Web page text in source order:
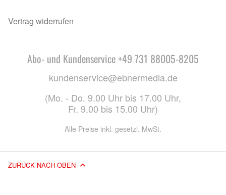
Vertrag widerrufen
Abo- und Kundenservice +49 731 88005-8205
kundenservice@ebnermedia.de
(Mo. - Do. 9.00 Uhr bis 17.00 Uhr,
Fr. 9.00 bis 15.00 Uhr)
Alle Preise inkl. gesetzl. MwSt.
ZURÜCK NACH OBEN